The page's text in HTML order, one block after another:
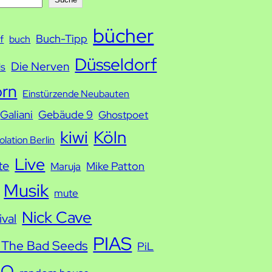
buch Buch-Tipp bücher
Die Nerven Düsseldorf
Einstürzende Neubauten
Galiani Gebäude 9 Ghostpoet
Berlin kiwi Köln
Live Maruja Mike Patton
Musik mute
Nick Cave
Bad Seeds PIAS PiL